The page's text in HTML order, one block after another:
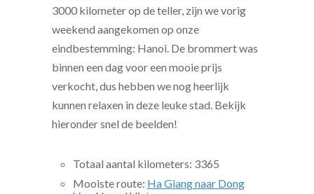
3000 kilometer op de teller, zijn we vorig
weekend aangekomen op onze
eindbestemming: Hanoi. De brommert was
binnen een dag voor een mooie prijs
verkocht, dus hebben we nog heerlijk
kunnen relaxen in deze leuke stad. Bekijk
hieronder snel de beelden!
Totaal aantal kilometers: 3365
Mooiste route: Ha Giang naar Dong